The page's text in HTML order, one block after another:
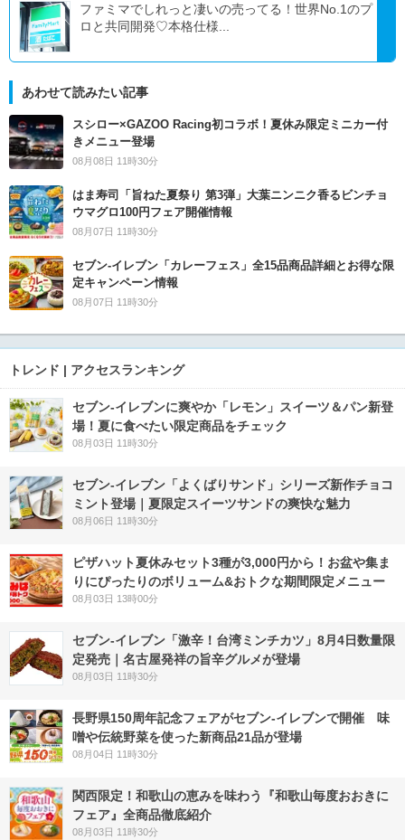
ファミマでしれっと凄いの売ってる！世界No.1のプ
ロと共同開発♡本格仕様...
あわせて読みたい記事
スシロー×GAZOO Racing初コラボ！夏休み限定ミニカー付
きメニュー登場
08月08日 11時30分
はま寿司「旨ねた夏祭り 第3弾」大葉ニンニク香るビンチョ
ウマグロ100円フェア開催情報
08月07日 11時30分
セブン‐イレブン「カレーフェス」全15品商品詳細とお得な限
定キャンペーン情報
08月07日 11時30分
トレンド | アクセスランキング
セブン‐イレブンに爽やか「レモン」スイーツ＆パン新登
場！夏に食べたい限定商品をチェック
08月03日 11時30分
セブン‐イレブン「よくばりサンド」シリーズ新作チョコ
ミント登場｜夏限定スイーツサンドの爽快な魅力
08月06日 11時30分
ピザハット夏休みセット3種が3,000円から！お盆や集ま
りにぴったりのボリューム&おトクな期間限定メニュー
08月03日 13時00分
セブン-イレブン「激辛！台湾ミンチカツ」8月4日数量限
定発売｜名古屋発祥の旨辛グルメが登場
08月03日 11時30分
長野県150周年記念フェアがセブン-イレブンで開催 味
噌や伝統野菜を使った新商品21品が登場
08月04日 11時30分
関西限定！和歌山の恵みを味わう『和歌山毎度おおきに
フェア』全商品徹底紹介
08月03日 11時30分